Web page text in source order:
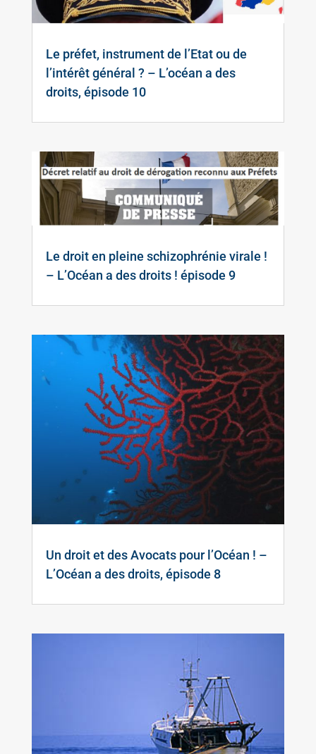
Le préfet, instrument de l’Etat ou de
l’intérêt général ? – L’océan a des
droits, épisode 10
Le droit en pleine schizophrénie virale !
– L’Océan a des droits ! épisode 9
Un droit et des Avocats pour l’Océan ! –
L’Océan a des droits, épisode 8